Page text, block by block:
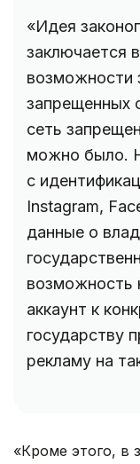
«Идея
заключается
возможности
запрещенных
сеть
можно было.
с
Instagram,
данные о
возможность
аккаунт к
государству
рекламу на
«Кроме этого, в